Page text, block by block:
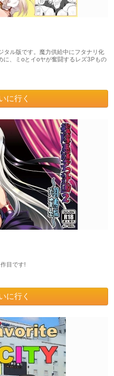
ル版です。魔力供給中にフタナリ化
に、ミoとイoヤが奮闘するレズ3Pもの
に行く
目です!
に行く